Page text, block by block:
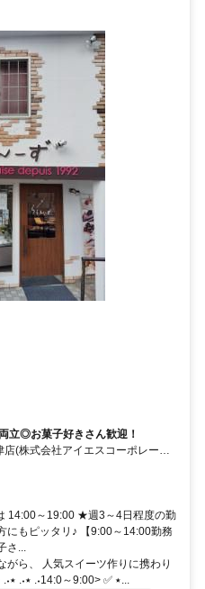
立◎お菓子好きさん歓迎！
株式会社アイエスコーポレーシ
14:00～19:00 ★週3～4日程度の勤
もピッタリ♪ 【9:00～14:00勤務
...
がら、 人気スイーツ作りに携わり